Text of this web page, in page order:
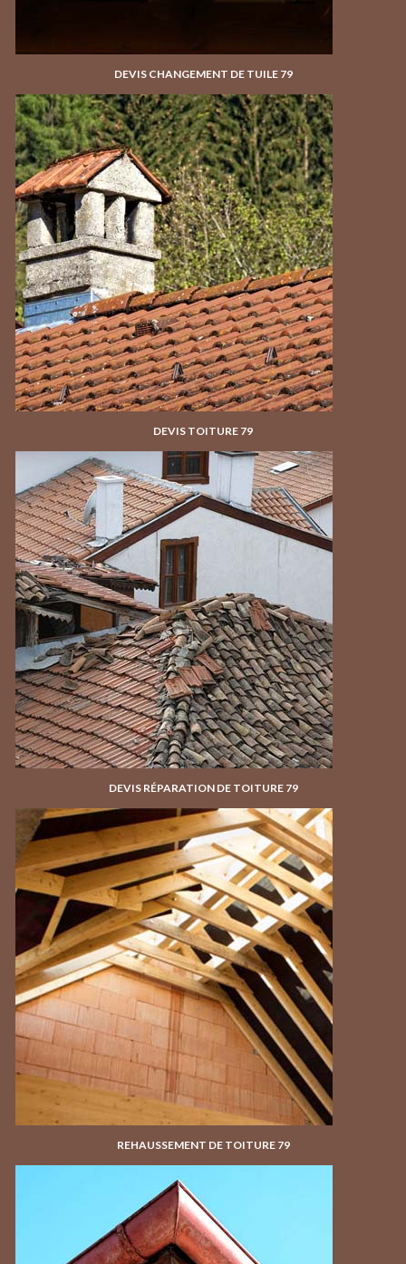
DEVIS CHANGEMENT DE TUILE 79
DEVIS TOITURE 79
DEVIS RÉPARATION DE TOITURE 79
REHAUSSEMENT DE TOITURE 79